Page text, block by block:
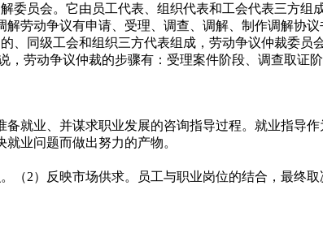
员会。它由员工代表、组织代表和工会代表三方组
劳动争议有申请、受理、调查、调解、制作调解协议
同级工会和组织三方代表组成，劳动争议仲裁委员
劳动争议仲裁的步骤有：受理案件阶段、调查取证
业、并谋求职业发展的咨询指导过程。就业指导作
业问题而做出努力的产物。
2）反映市场供求。员工与职业岗位的结合，最终取